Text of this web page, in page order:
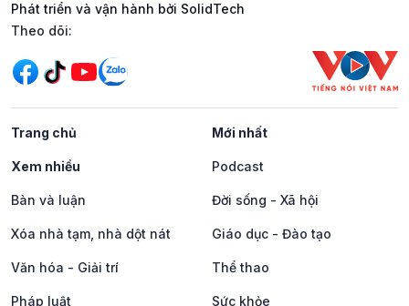
Phát triển và vận hành bởi SolidTech
Mạng xã hội
Theo dõi:
Trang chủ Mới nhất
Xem nhiều Podcast
Bàn và luận Đời sống - Xã hội
Xóa nhà tạm, nhà dột nát Giáo dục - Đào tạo
Văn hóa - Giải trí Thể thao
Pháp luật Sức khỏe